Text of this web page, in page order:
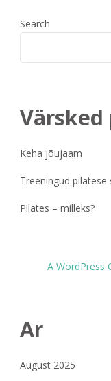
Search
Keha jõujaam
Treeningud pilatese
Pilates – milleks?
A WordPress
Ar
August 2025